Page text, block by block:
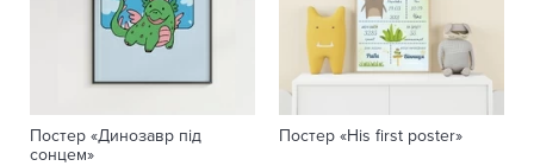
Постер «Динозавр під
сонцем»
Постер «His first poster»